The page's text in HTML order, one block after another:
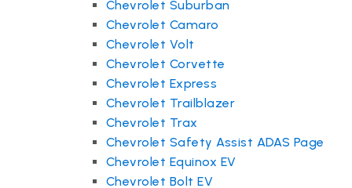
Chevrolet Suburban
Chevrolet Camaro
Chevrolet Volt
Chevrolet Corvette
Chevrolet Express
Chevrolet Trailblazer
Chevrolet Trax
Chevrolet Safety Assist ADAS Page
Chevrolet Equinox EV
Chevrolet Bolt EV